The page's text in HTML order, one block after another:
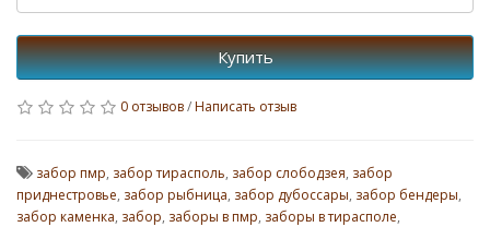
Купить
0 отзывов/Написать отзыв
забор пмр, забор тирасполь, забор слободзея, забор
приднестровье, забор рыбница, забор дубоссары, забор бендеры,
забор каменка, забор, заборы в пмр, заборы в тирасполе,